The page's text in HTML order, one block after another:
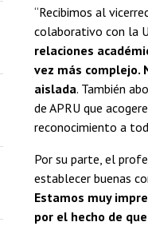
“Recibimos al
colaborativo con la
relaciones
vez más complejo.
aislada. También
de APRU que
reconocimiento a
Por su parte, el
establecer buenas
Estamos muy
por el hecho de